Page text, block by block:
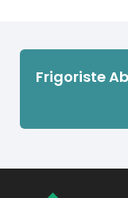
Frigoriste